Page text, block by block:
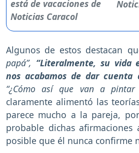
Algunos de estos destacan
papá”, “Literalmente, su vida
nos acabamos de dar cuenta
“¿Cómo así que van a
claramente alimentó las
parece mucho a la pareja,
probable dichas
posible que él nunca confirme